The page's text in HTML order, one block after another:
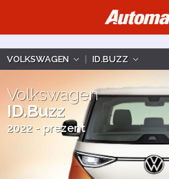
VOLKSWAGEN | ID.BUZZ
Volkswagen
ID.Buzz
2022 - prezent